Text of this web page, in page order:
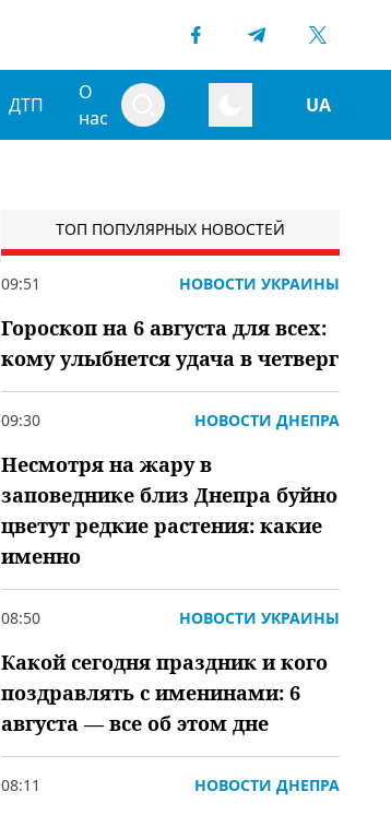
ДТП
О
нас
UA
ТОП ПОПУЛЯРНЫХ НОВОСТЕЙ
09:51 НОВОСТИ УКРАИНЫ
Гороскоп на 6 августа для всех:
кому улыбнется удача в четверг
09:30 НОВОСТИ ДНЕПРА
Несмотря на жару в
заповеднике близ Днепра буйно
цветут редкие растения: какие
именно
08:50 НОВОСТИ УКРАИНЫ
Какой сегодня праздник и кого
поздравлять с именинами: 6
августа — все об этом дне
08:11 НОВОСТИ ДНЕПРА